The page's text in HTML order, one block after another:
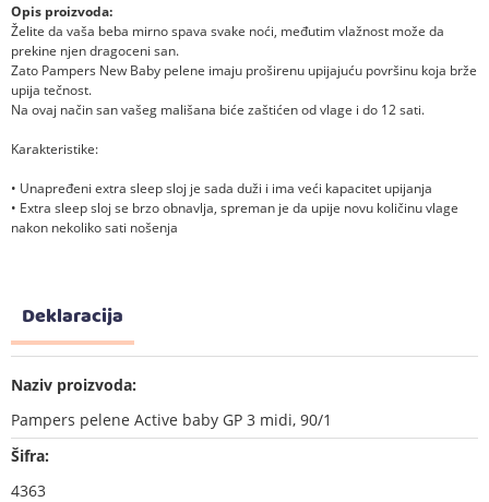
Opis proizvoda:
Želite da vaša beba mirno spava svake noći, međutim vlažnost može da
prekine njen dragoceni san.
Zato Pampers New Baby pelene imaju proširenu upijajuću površinu koja brže
upija tečnost.
Na ovaj način san vašeg mališana biće zaštićen od vlage i do 12 sati.
Karakteristike:
• Unapređeni extra sleep sloj je sada duži i ima veći kapacitet upijanja
• Extra sleep sloj se brzo obnavlja, spreman je da upije novu količinu vlage
nakon nekoliko sati nošenja
Deklaracija
Naziv proizvoda:
Pampers pelene Active baby GP 3 midi, 90/1
Šifra:
4363